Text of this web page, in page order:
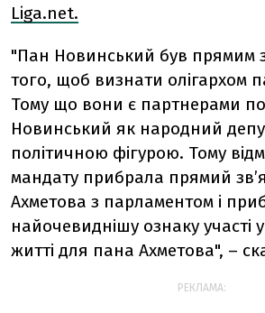
Liga.net.
"Пан Новинський був прямим
того, щоб визнати олігархом
Тому що вони є партнерами по
Новинський як народний
політичною фігурою. Тому
мандату прибрала прямий
Ахметова з парламентом і
найочевиднішу ознаку участі
житті для пана Ахметова", –
РЕКЛАМА: